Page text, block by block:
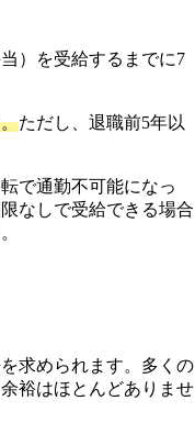
）を受給するまでに7
ただし、退職前5年以
で通勤不可能になっ
なしで受給できる場合
求められます。多くの
裕はほとんどありませ